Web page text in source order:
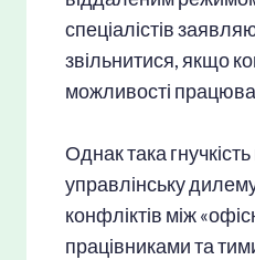
спеціалістів
звільнитися, якщо
можливості
Однак така
управлінську
конфліктів між
працівниками та